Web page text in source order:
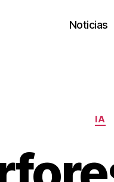
Noticias
IA